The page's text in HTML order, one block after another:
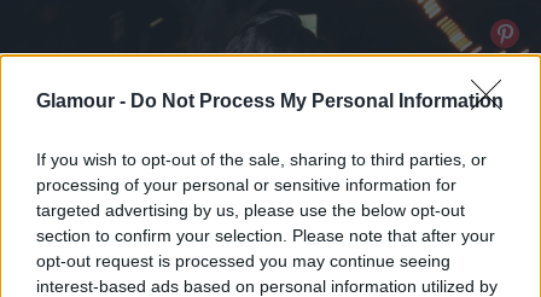
Glamour - Do Not Process My Personal Information
If you wish to opt-out of the sale, sharing to third parties, or
processing of your personal or sensitive information for
targeted advertising by us, please use the below opt-out
section to confirm your selection. Please note that after your
opt-out request is processed you may continue seeing
interest-based ads based on personal information utilized by